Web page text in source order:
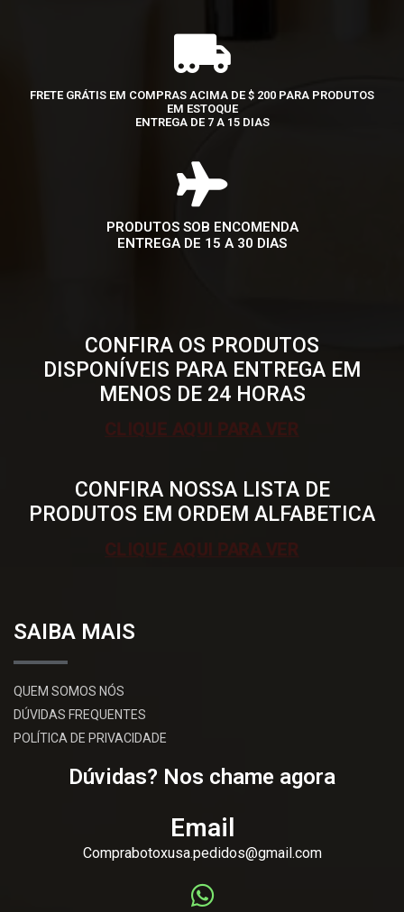
FRETE GRÁTIS EM COMPRAS ACIMA DE $ 200 PARA PRODUTOS
EM ESTOQUE
ENTREGA DE 7 A 15 DIAS
PRODUTOS SOB ENCOMENDA
ENTREGA DE 15 A 30 DIAS
CONFIRA OS PRODUTOS
DISPONÍVEIS PARA ENTREGA EM
MENOS DE 24 HORAS
CLIQUE AQUI PARA VER
CONFIRA NOSSA LISTA DE
PRODUTOS EM ORDEM ALFABETICA
CLIQUE AQUI PARA VER
SAIBA MAIS
QUEM SOMOS NÓS
DÚVIDAS FREQUENTES
POLÍTICA DE PRIVACIDADE
Dúvidas? Nos chame agora
Email
Comprabotoxusa.pedidos@gmail.com